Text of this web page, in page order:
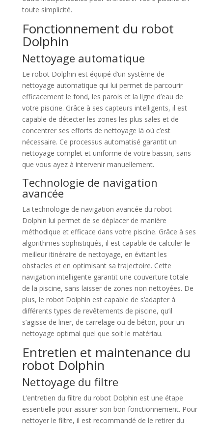
toute simplicité.
Fonctionnement du robot
Dolphin
Nettoyage automatique
Le robot Dolphin est équipé d’un système de
nettoyage automatique qui lui permet de parcourir
efficacement le fond, les parois et la ligne d’eau de
votre piscine. Grâce à ses capteurs intelligents, il est
capable de détecter les zones les plus sales et de
concentrer ses efforts de nettoyage là où c’est
nécessaire. Ce processus automatisé garantit un
nettoyage complet et uniforme de votre bassin, sans
que vous ayez à intervenir manuellement.
Technologie de navigation
avancée
La technologie de navigation avancée du robot
Dolphin lui permet de se déplacer de manière
méthodique et efficace dans votre piscine. Grâce à ses
algorithmes sophistiqués, il est capable de calculer le
meilleur itinéraire de nettoyage, en évitant les
obstacles et en optimisant sa trajectoire. Cette
navigation intelligente garantit une couverture totale
de la piscine, sans laisser de zones non nettoyées. De
plus, le robot Dolphin est capable de s’adapter à
différents types de revêtements de piscine, qu’il
s’agisse de liner, de carrelage ou de béton, pour un
nettoyage optimal quel que soit le matériau.
Entretien et maintenance du
robot Dolphin
Nettoyage du filtre
L’entretien du filtre du robot Dolphin est une étape
essentielle pour assurer son bon fonctionnement. Pour
nettoyer le filtre, il est recommandé de le retirer du